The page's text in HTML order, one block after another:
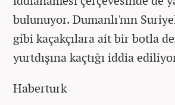
bulunuyor. Dumanlı'nın
gibi kaçakçılara ait bir botla
yurtdışına kaçtığı iddia
Haberturk